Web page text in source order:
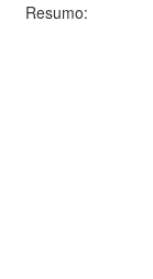
Resumo: